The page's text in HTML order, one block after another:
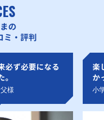
の
ミ・評判
必ず必要になる
様
楽
か
小